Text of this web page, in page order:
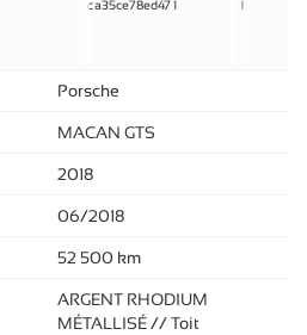
Porsche
MACAN GTS
2018
06/2018
52 500 km
ARGENT RHODIUM
MÉTALLISÉ // Toit